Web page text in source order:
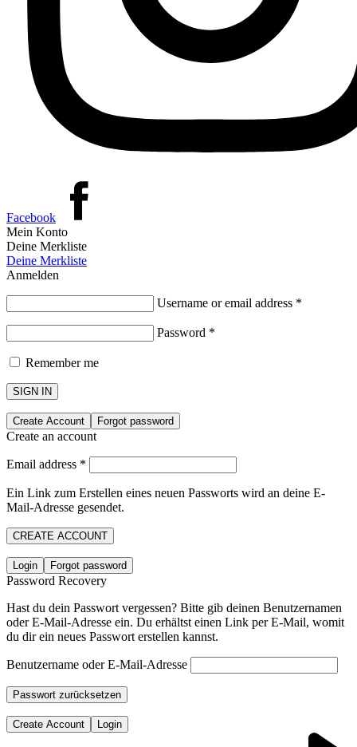
Facebook
Mein Konto
Deine Merkliste
Deine Merkliste
Anmelden
Username or email address *
Password *
Remember me
SIGN IN
Create Account Forgot password
Create an account
Email address *
Ein Link zum Erstellen eines neuen Passworts wird an deine E-
Mail-Adresse gesendet.
CREATE ACCOUNT
Login Forgot password
Password Recovery
Hast du dein Passwort vergessen? Bitte gib deinen Benutzernamen
oder E-Mail-Adresse ein. Du erhältst einen Link per E-Mail, womit
du dir ein neues Passwort erstellen kannst.
Benutzername oder E-Mail-Adresse
Passwort zurücksetzen
Create Account Login